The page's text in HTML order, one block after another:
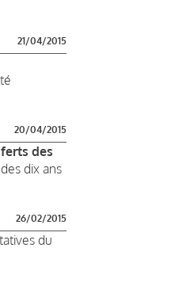
21/04/2015
20/04/2015
des
dix ans
26/02/2015
du